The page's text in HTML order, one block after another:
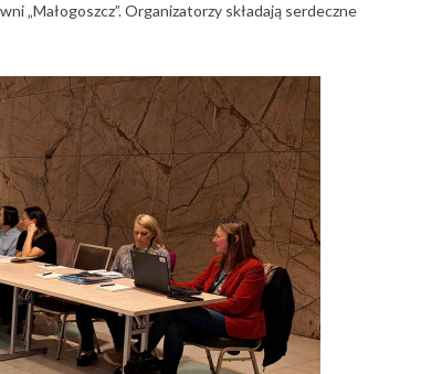
„Małogoszcz”. Organizatorzy składają serdeczne